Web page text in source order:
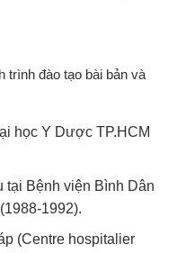
trình đào tạo bài bản và
học Y Dược TP.HCM
tại Bệnh viện Bình Dân
1992).
(Centre hospitalier